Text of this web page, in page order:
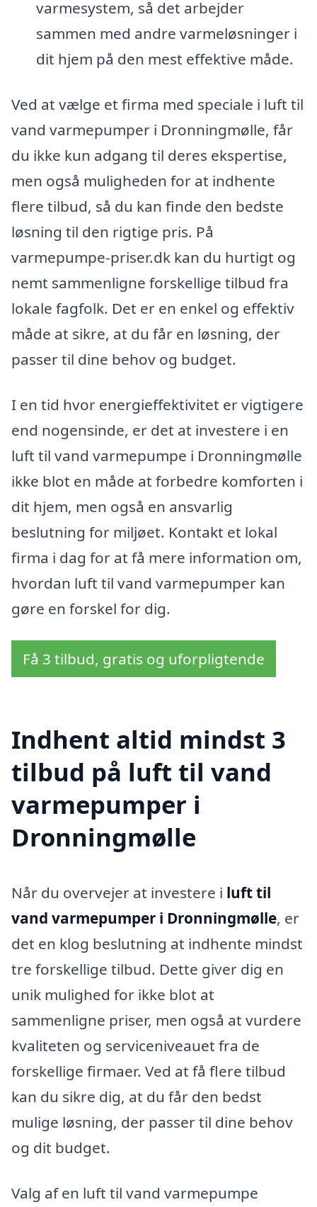
varmesystem, så det arbejder
sammen med andre varmeløsninger i
dit hjem på den mest effektive måde.
Ved at vælge et firma med speciale i luft til
vand varmepumper i Dronningmølle, får
du ikke kun adgang til deres ekspertise,
men også muligheden for at indhente
flere tilbud, så du kan finde den bedste
løsning til den rigtige pris. På
varmepumpe-priser.dk kan du hurtigt og
nemt sammenligne forskellige tilbud fra
lokale fagfolk. Det er en enkel og effektiv
måde at sikre, at du får en løsning, der
passer til dine behov og budget.
I en tid hvor energieffektivitet er vigtigere
end nogensinde, er det at investere i en
luft til vand varmepumpe i Dronningmølle
ikke blot en måde at forbedre komforten i
dit hjem, men også en ansvarlig
beslutning for miljøet. Kontakt et lokal
firma i dag for at få mere information om,
hvordan luft til vand varmepumper kan
gøre en forskel for dig.
Få 3 tilbud, gratis og uforpligtende
Indhent altid mindst 3
tilbud på luft til vand
varmepumper i
Dronningmølle
Når du overvejer at investere i luft til
vand varmepumper i Dronningmølle, er
det en klog beslutning at indhente mindst
tre forskellige tilbud. Dette giver dig en
unik mulighed for ikke blot at
sammenligne priser, men også at vurdere
kvaliteten og serviceniveauet fra de
forskellige firmaer. Ved at få flere tilbud
kan du sikre dig, at du får den bedst
mulige løsning, der passer til dine behov
og dit budget.
Valg af en luft til vand varmepumpe